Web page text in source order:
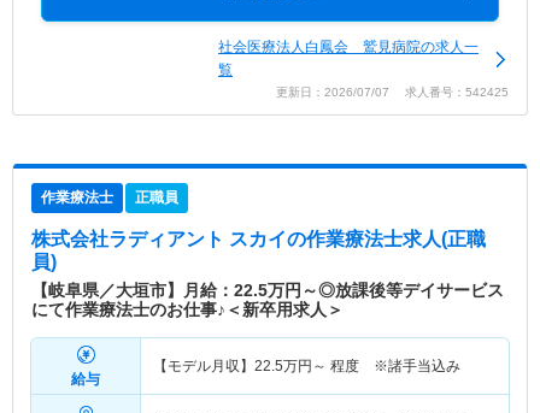
社会医療法人白鳳会 鷲見病院の求人一
覧
更新日：2026/07/07 求人番号：542425
作業療法士 正職員
株式会社ラディアント スカイの作業療法士求人(正職
員)
【岐阜県／大垣市】月給：22.5万円～◎放課後等デイサービス
にて作業療法士のお仕事♪＜新卒用求人＞
給与
【モデル月収】 22.5万円～ 程度 ※諸手当込み